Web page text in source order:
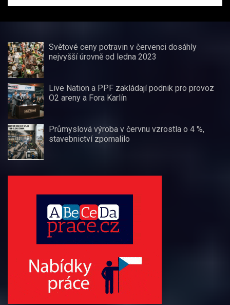
Světové ceny potravin v červenci dosáhly
nejvyšší úrovně od ledna 2023
Live Nation a PPF zakládají podnik pro provoz
O2 areny a Fora Karlín
Průmyslová výroba v červnu vzrostla o 4 %,
stavebnictví zpomalilo